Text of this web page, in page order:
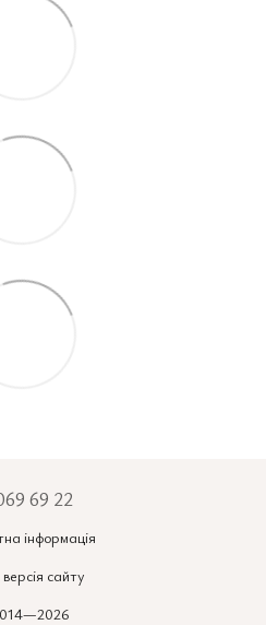
69 22
інформація
сайту